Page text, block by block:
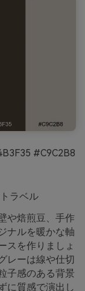
#C9C2B8
ラベル
や焙煎豆、手作
ナルを暖かな軸
スを作りましょ
レーは線や仕切
子感のある背景
に質感で演出し